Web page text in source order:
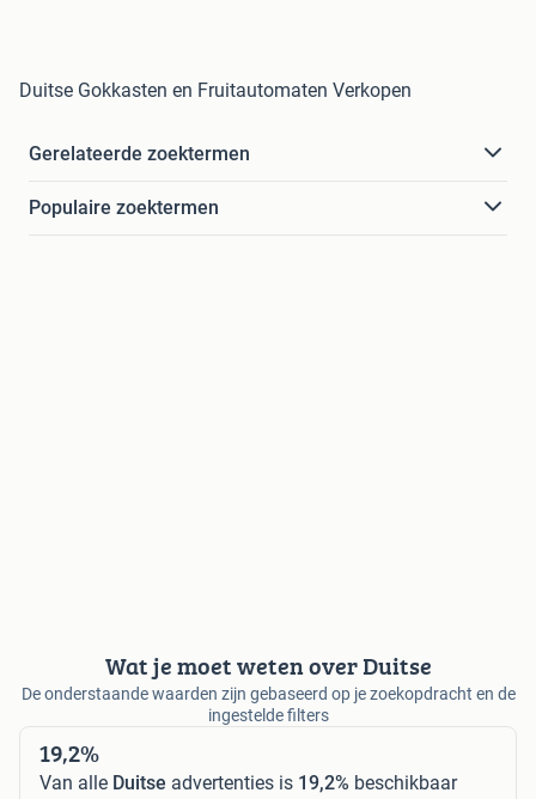
Duitse Gokkasten en Fruitautomaten Verkopen
Gerelateerde zoektermen
Populaire zoektermen
Wat je moet weten over Duitse
De onderstaande waarden zijn gebaseerd op je zoekopdracht en de
ingestelde filters
19,2%
Van alle Duitse advertenties is 19,2% beschikbaar